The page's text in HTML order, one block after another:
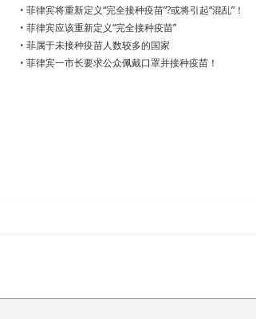
•菲律宾将重新定义“完全接种疫苗”?或将引起“混乱”！
•​菲律宾应该重新定义“完全接种疫苗”
•菲属于未接种疫苗人数较多的国家
•菲律宾一市长要求公众佩戴口罩并接种疫苗！